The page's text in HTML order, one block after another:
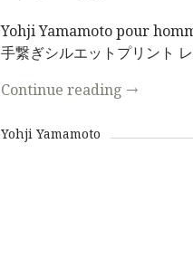
Yohji Yamamoto pour
手繋ぎシルエットプリント
Continue reading →
Yohji Yamamoto